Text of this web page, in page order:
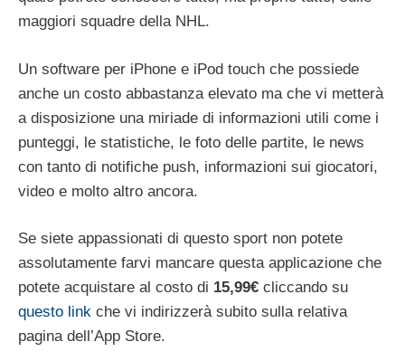
maggiori squadre della NHL.
Un software per iPhone e iPod touch che possiede
anche un costo abbastanza elevato ma che vi metterà
a disposizione una miriade di informazioni utili come i
punteggi, le statistiche, le foto delle partite, le news
con tanto di notifiche push, informazioni sui giocatori,
video e molto altro ancora.
Se siete appassionati di questo sport non potete
assolutamente farvi mancare questa applicazione che
potete acquistare al costo di 15,99€ cliccando su
questo link che vi indirizzerà subito sulla relativa
pagina dell’App Store.